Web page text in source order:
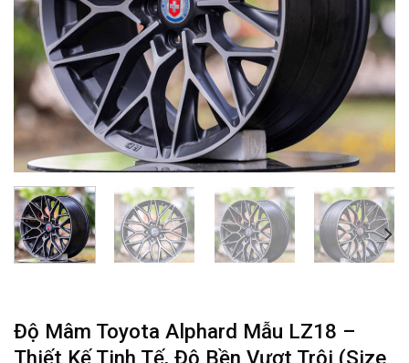
Độ Mâm Toyota Alphard Mẫu LZ18 –
Thiết Kế Tinh Tế, Độ Bền Vượt Trội (Size